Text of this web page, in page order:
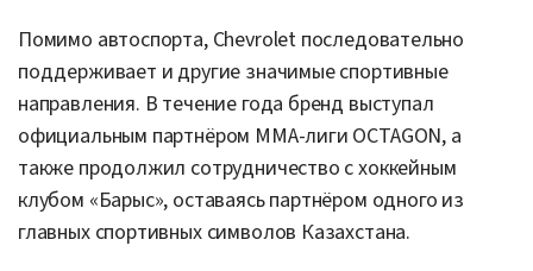
Помимо автоспорта, Chevrolet последовательно
поддерживает и другие значимые спортивные
направления. В течение года бренд выступал
официальным партнёром ММА-лиги OCTAGON, а
также продолжил сотрудничество с хоккейным
клубом «Барыс», оставаясь партнёром одного из
главных спортивных символов Казахстана.